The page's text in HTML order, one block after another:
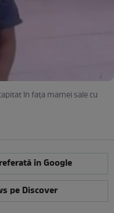
în fața mamei sale cu
în Google
pe Discover